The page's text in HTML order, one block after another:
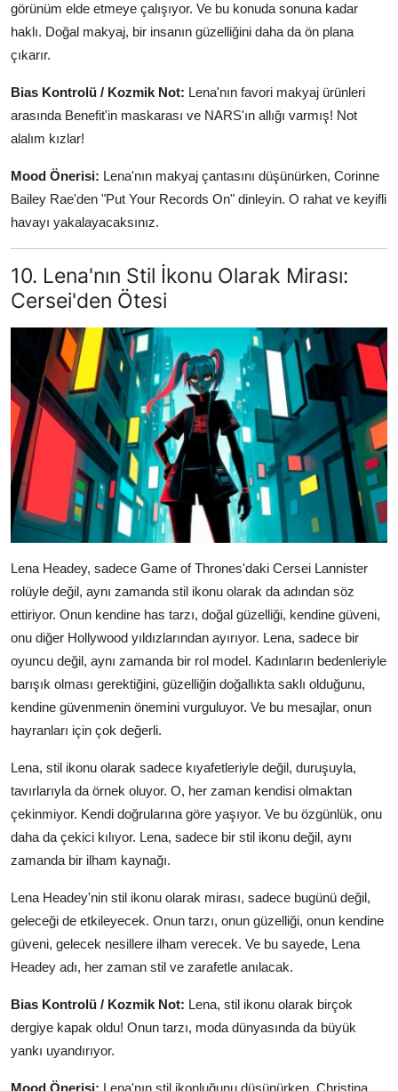
görünüm elde etmeye çalışıyor. Ve bu konuda sonuna kadar
haklı. Doğal makyaj, bir insanın güzelliğini daha da ön plana
çıkarır.
Bias Kontrolü / Kozmik Not: Lena'nın favori makyaj ürünleri
arasında Benefit'in maskarası ve NARS'ın allığı varmış! Not
alalım kızlar!
Mood Önerisi: Lena'nın makyaj çantasını düşünürken, Corinne
Bailey Rae'den "Put Your Records On" dinleyin. O rahat ve keyifli
havayı yakalayacaksınız.
10. Lena'nın Stil İkonu Olarak Mirası:
Cersei'den Ötesi
Lena Headey, sadece Game of Thrones'daki Cersei Lannister
rolüyle değil, aynı zamanda stil ikonu olarak da adından söz
ettiriyor. Onun kendine has tarzı, doğal güzelliği, kendine güveni,
onu diğer Hollywood yıldızlarından ayırıyor. Lena, sadece bir
oyuncu değil, aynı zamanda bir rol model. Kadınların bedenleriyle
barışık olması gerektiğini, güzelliğin doğallıkta saklı olduğunu,
kendine güvenmenin önemini vurguluyor. Ve bu mesajlar, onun
hayranları için çok değerli.
Lena, stil ikonu olarak sadece kıyafetleriyle değil, duruşuyla,
tavırlarıyla da örnek oluyor. O, her zaman kendisi olmaktan
çekinmiyor. Kendi doğrularına göre yaşıyor. Ve bu özgünlük, onu
daha da çekici kılıyor. Lena, sadece bir stil ikonu değil, aynı
zamanda bir ilham kaynağı.
Lena Headey'nin stil ikonu olarak mirası, sadece bugünü değil,
geleceği de etkileyecek. Onun tarzı, onun güzelliği, onun kendine
güveni, gelecek nesillere ilham verecek. Ve bu sayede, Lena
Headey adı, her zaman stil ve zarafetle anılacak.
Bias Kontrolü / Kozmik Not: Lena, stil ikonu olarak birçok
dergiye kapak oldu! Onun tarzı, moda dünyasında da büyük
yankı uyandırıyor.
Mood Önerisi: Lena'nın stil ikonluğunu düşünürken, Christina